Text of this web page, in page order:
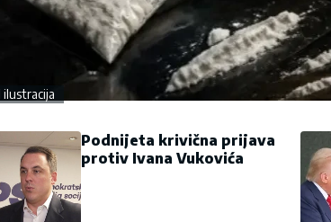
ilustracija
Podnijeta krivična prijava
protiv Ivana Vukovića